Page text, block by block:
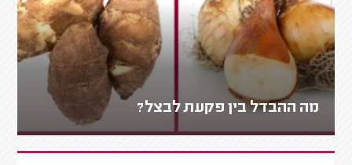
מה ההבדל בין פקעת לבצל?